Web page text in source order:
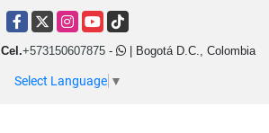
Facebook
X Instagram
YouTubeTikTok
Cel.+573150607875- | Bogotá D.C., Colombia
Select Language ▼